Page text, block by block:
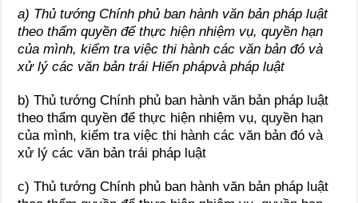
a) Thủ tướng Chính phủ ban hành văn bản pháp luật
theo thẩm quyền để thực hiện nhiệm vụ, quyền hạn
của mình, kiểm tra việc thi hành các văn bản đó và
xử lý các văn bản trái Hiến phápvà pháp luật
b) Thủ tướng Chính phủ ban hành văn bản pháp luật
theo thẩm quyền để thực hiện nhiệm vụ, quyền hạn
của mình, kiểm tra việc thi hành các văn bản đó và
xử lý các văn bản trái pháp luật
c) Thủ tướng Chính phủ ban hành văn bản pháp luật